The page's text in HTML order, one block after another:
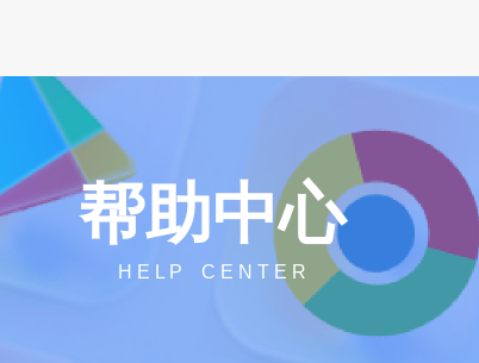
帮助中心
H E L P C E N T E R